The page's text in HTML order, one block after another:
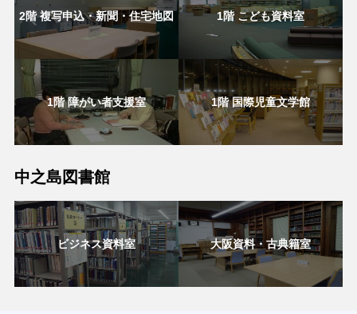
2階 複写申込・新聞・住宅地図 1階 こども資料室
1階 障がい者支援室 1階 国際児童文学館
中之島図書館
ビジネス資料室 大阪資料・古典籍室